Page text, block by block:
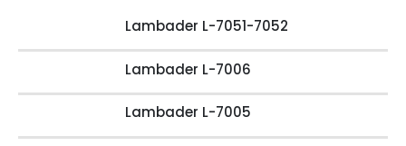
Lambader L-7051-7052
Lambader L-7006
Lambader L-7005